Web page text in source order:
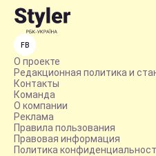
FB
О проекте
Редакционная политика и
Контакты
Команда
О компании
Реклама
Правила пользования
Правовая информация
Политика